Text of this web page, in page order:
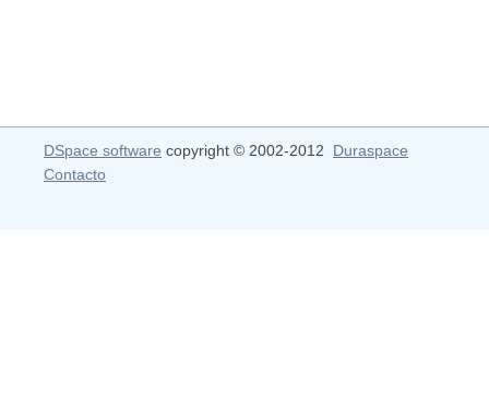
DSpace software copyright © 2002-2012 Duraspace
Contacto